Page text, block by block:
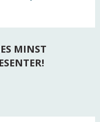
MINST